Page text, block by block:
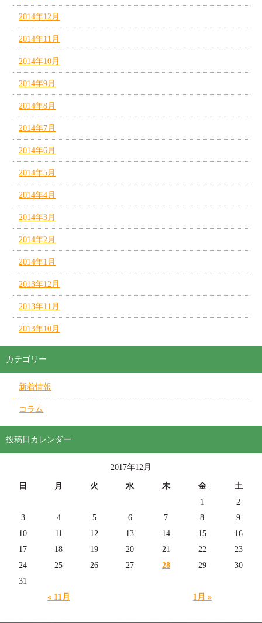
2014年12月
2014年11月
2014年10月
2014年9月
2014年8月
2014年7月
2014年6月
2014年5月
2014年4月
2014年3月
2014年2月
2014年1月
2013年12月
2013年11月
2013年10月
カテゴリー
新着情報
コラム
投稿日カレンダー
2017年12月
日 月 火 水 木 金 土
« 11月 1月 »
1
2
3
4 5 6 7 8
9
10
11 12 13 14 15
16
17
18 19 20 21 22
23
24
25 26 27 28 29
30
31